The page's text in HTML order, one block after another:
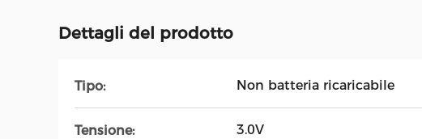
Dettagli del prodotto
Tipo: Non batteria ricaricabile
Tensione: 3.0V